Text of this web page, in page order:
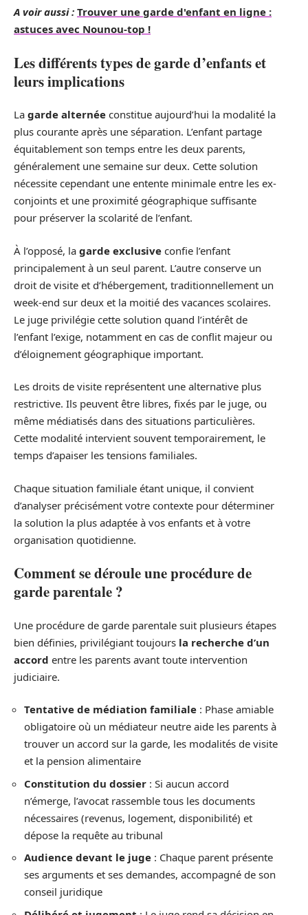
A voir aussi : Trouver une garde d'enfant en ligne :
astuces avec Nounou-top !
Les différents types de garde d’enfants et
leurs implications
La garde alternée constitue aujourd’hui la modalité la
plus courante après une séparation. L’enfant partage
équitablement son temps entre les deux parents,
généralement une semaine sur deux. Cette solution
nécessite cependant une entente minimale entre les ex-
conjoints et une proximité géographique suffisante
pour préserver la scolarité de l’enfant.
À l’opposé, la garde exclusive confie l’enfant
principalement à un seul parent. L’autre conserve un
droit de visite et d’hébergement, traditionnellement un
week-end sur deux et la moitié des vacances scolaires.
Le juge privilégie cette solution quand l’intérêt de
l’enfant l’exige, notamment en cas de conflit majeur ou
d’éloignement géographique important.
Les droits de visite représentent une alternative plus
restrictive. Ils peuvent être libres, fixés par le juge, ou
même médiatisés dans des situations particulières.
Cette modalité intervient souvent temporairement, le
temps d’apaiser les tensions familiales.
Chaque situation familiale étant unique, il convient
d’analyser précisément votre contexte pour déterminer
la solution la plus adaptée à vos enfants et à votre
organisation quotidienne.
Comment se déroule une procédure de
garde parentale ?
Une procédure de garde parentale suit plusieurs étapes
bien définies, privilégiant toujours la recherche d’un
accord entre les parents avant toute intervention
judiciaire.
Tentative de médiation familiale : Phase amiable
obligatoire où un médiateur neutre aide les parents à
trouver un accord sur la garde, les modalités de visite
et la pension alimentaire
Constitution du dossier : Si aucun accord
n’émerge, l’avocat rassemble tous les documents
nécessaires (revenus, logement, disponibilité) et
dépose la requête au tribunal
Audience devant le juge : Chaque parent présente
ses arguments et ses demandes, accompagné de son
conseil juridique